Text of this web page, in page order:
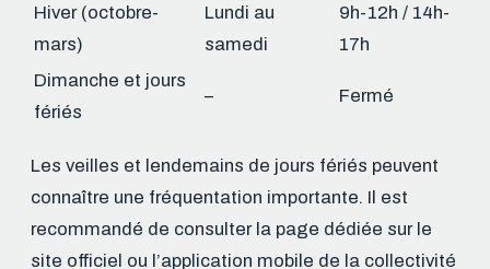
Hiver (octobre-
mars)
Lundi au
samedi
9h-12h / 14h-
17h
Dimanche et jours
fériés
– Fermé
Les veilles et lendemains de jours fériés peuvent
connaître une fréquentation importante. Il est
recommandé de consulter la page dédiée sur le
site officiel ou l’application mobile de la collectivité